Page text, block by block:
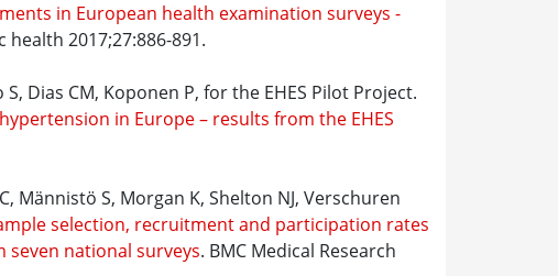
in European health examination surveys -
2017;27:886-891.
Dias CM, Koponen P, for the EHES Pilot Project.
in Europe – results from the EHES
Männistö S, Morgan K, Shelton NJ, Verschuren
selection, recruitment and participation rates
seven national surveys. BMC Medical Research